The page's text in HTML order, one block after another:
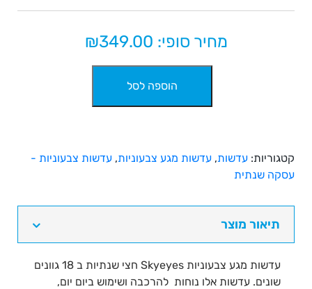
מחיר סופי: ₪ 349.00
שנתיות
18
-
Skyeyes
באישור
הבריאות
הוספה לסל
קטגוריות: עדשות, עדשות מגע צבעוניות, עדשות צבעוניות -
עסקה שנתית
תיאור מוצר
עדשות מגע צבעוניות Skyeyes חצי שנתיות ב 18 גוונים
שונים. עדשות אלו נוחות להרכבה ושימוש ביום יום,